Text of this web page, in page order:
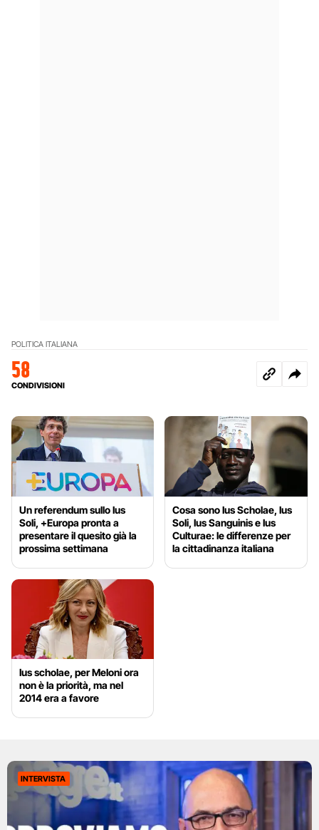
POLITICA ITALIANA
58
CONDIVISIONI
Un referendum sullo Ius
Soli, +Europa pronta a
presentare il quesito già la
prossima settimana
Cosa sono Ius Scholae, Ius
Soli, Ius Sanguinis e Ius
Culturae: le differenze per
la cittadinanza italiana
Ius scholae, per Meloni ora
non è la priorità, ma nel
2014 era a favore
INTERVISTA